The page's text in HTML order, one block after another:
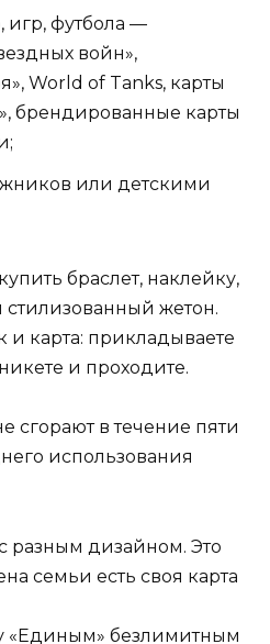
игр, футбола —
войн»,
World of Tanks, карты
брендированные карты
или детскими
браслет, наклейку,
жетон.
и карта: прикладываете
и проходите.
сгорают в течение пяти
использования
разным дизайном. Это
семьи есть своя карта
«Единым» безлимитным